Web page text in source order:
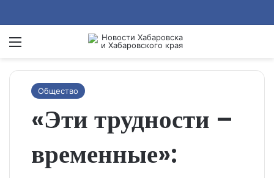
Menu
Общество
«Эти трудности –
временные»: